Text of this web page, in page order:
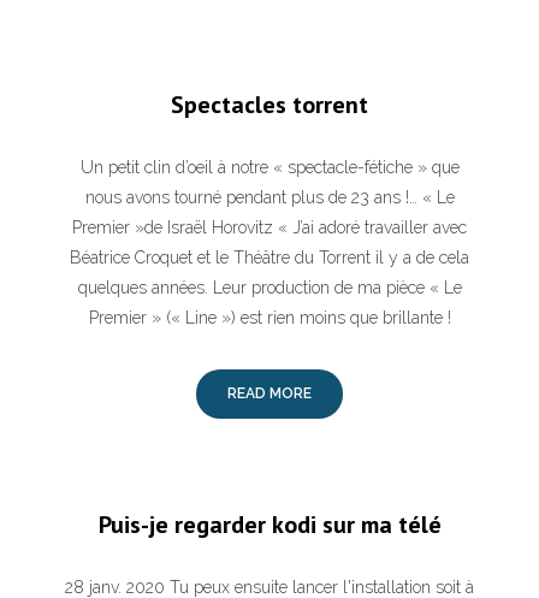
Spectacles torrent
Un petit clin d’oeil à notre « spectacle-fétiche » que
nous avons tourné pendant plus de 23 ans !… « Le
Premier »de Israël Horovitz « J’ai adoré travailler avec
Béatrice Croquet et le Théâtre du Torrent il y a de cela
quelques années. Leur production de ma pièce « Le
Premier » (« Line ») est rien moins que brillante !
READ MORE
Puis-je regarder kodi sur ma télé
28 janv. 2020 Tu peux ensuite lancer l'installation soit à